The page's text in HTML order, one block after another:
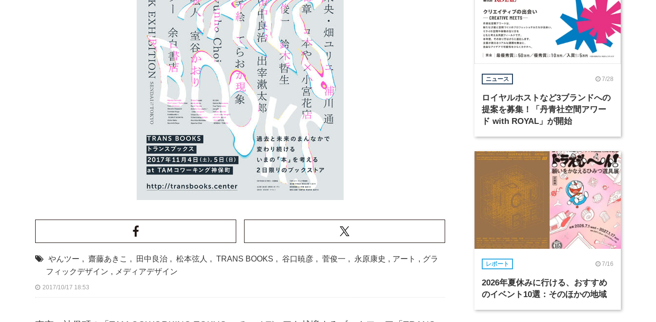
やんツー , 齋藤あきこ , 田中良治 , 松本弦人 , TRANS BOOKS , 谷口暁彦 , 菅俊一 , 永原康史 , アート , グラ
フィックデザイン , メディアデザイン
2017/10/17 18:53
ニュース 7/28
ロイヤルホストなど3ブランドへの
提案を募集！「丹青社空間アワー
ド with ROYAL」が開始
レポート 7/16
2026年夏休みに行ける、おすすめ
のイベント10選：そのほかの地域